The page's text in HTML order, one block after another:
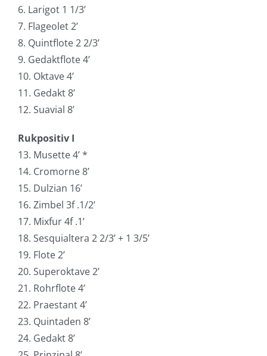
6. Larigot 1 1/3’
7. Flageolet 2’
8. Quintflote 2 2/3’
9. Gedaktflote 4’
10. Oktave 4’
11. Gedakt 8’
12. Suavial 8’
Rukpositiv I
13. Musette 4’ *
14. Cromorne 8’
15. Dulzian 16’
16. Zimbel 3f .1/2’
17. Mixfur 4f .1’
18. Sesquialtera 2 2/3’ + 1 3/5’
19. Flote 2’
20. Superoktave 2’
21. Rohrflote 4’
22. Praestant 4’
23. Quintaden 8’
24. Gedakt 8’